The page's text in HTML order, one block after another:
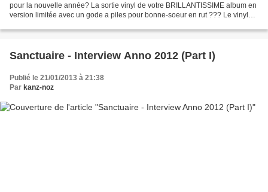
pour la nouvelle année? La sortie vinyl de votre BRILLANTISSIME album en
version limitée avec un gode a piles pour bonne-soeur en rut ??? Le vinyl
Sanctuaire - Interview Anno 2012 (Part I)
Publié le 21/01/2013 à 21:38
Par kanz-noz